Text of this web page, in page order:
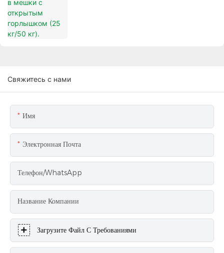
Свяжитесь с нами
Имя
Электронная Почта
Телефон/WhatsApp
Название Компании
Загрузите Файл С Требованиями